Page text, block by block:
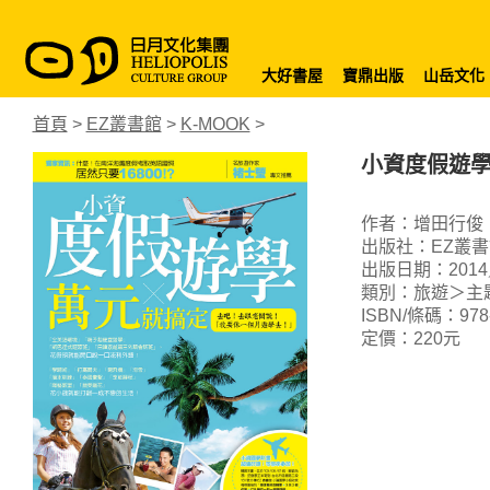
大好書屋 寶鼎出版 山岳文化
首頁 > EZ叢書館 > K-MOOK >
小資度假遊
作者：增田行俊
出版社：EZ叢
出版日期：
類別：旅遊＞主
ISBN/條碼：
定價：220元